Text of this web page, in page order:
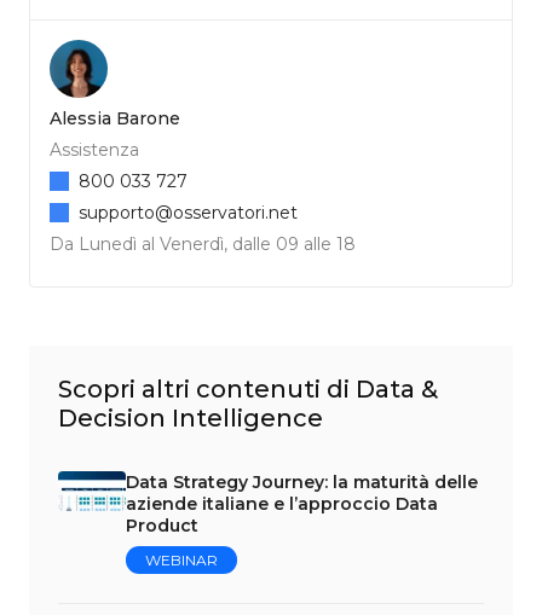
Alessia Barone
Assistenza
Da Lunedì al Venerdì, dalle 09 alle 18
800 033 727
supporto@osservatori.net
Scopri altri contenuti di Data &
Decision Intelligence
Data Strategy Journey: la maturità delle
aziende italiane e l’approccio Data
Product
WEBINAR